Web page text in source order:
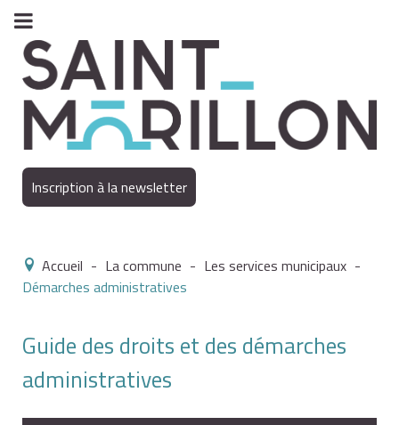
Inscription à la newsletter
Accueil - La commune - Les services municipaux -
Démarches administratives
Guide des droits et des démarches
administratives